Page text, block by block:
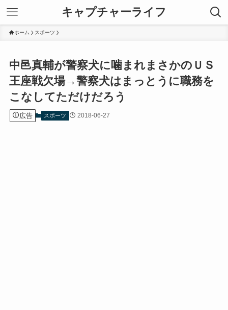
キャプチャーライフ
ホーム スポーツ
中邑真輔が警察犬に噛まれまさかのＵＳ
王座戦欠場→警察犬はまっとうに職務を
こなしてただけだろう
広告 スポーツ 2018-06-27